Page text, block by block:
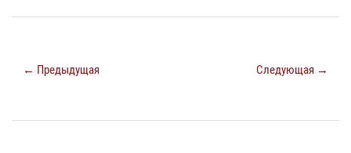
← Предыдущая Следующая →